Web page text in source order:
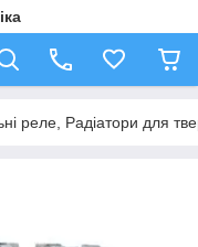
реле, Радіатори для